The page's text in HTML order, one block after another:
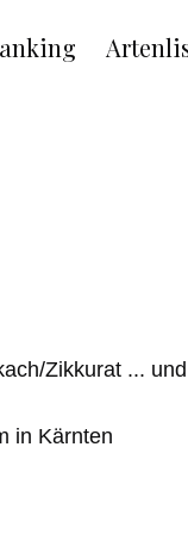
Zikkurat ...
in Kärnten